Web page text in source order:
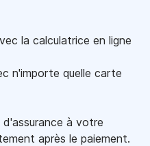
la calculatrice en ligne
n'importe quelle carte
à votre
après le paiement.